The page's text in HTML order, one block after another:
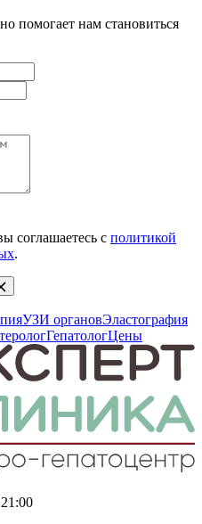
нам становиться
соглашаетесь с политикой
.
УЗИ органовЭластография
ГепатологЦены